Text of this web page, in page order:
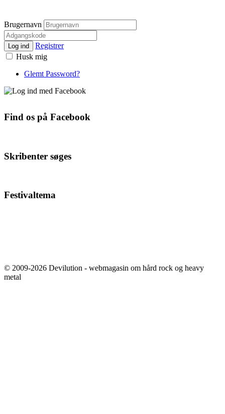
Brugernavn
Log ind
Registrer
Husk mig
Glemt Password?
Find os på Facebook
Skribenter søges
Festivaltema
© 2009-2026 Devilution - webmagasin om hård rock og heavy
metal